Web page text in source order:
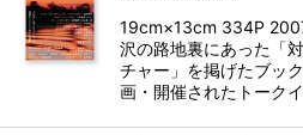
19cm×13cm 334P
沢の路地裏にあった「
チャー」を掲げたブッ
画・開催されたトーク